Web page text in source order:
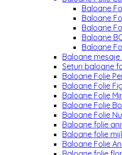
Baloane
Baloane
Baloane
Baloane
Baloane
Baloane
Seturi baloane
Baloane Folie
Baloane Folie
Baloane Folie
Baloane Folie
Baloane Folie
Baloane folie
Baloane folie
Baloane Folie